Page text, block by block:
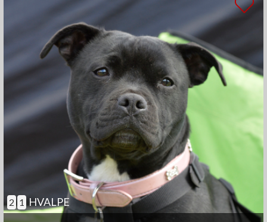
MELLEM
MEGET
MELLEM
SELVSTÆNDIG
ANDRE EGENSKABER
GOD TIL AGILITY
GOD TIL ÆLDRE
BØRNEVENLIG
JAGTHUND
BRUGSHUND
GØR SJÆLDENT
2 1 HVALPE